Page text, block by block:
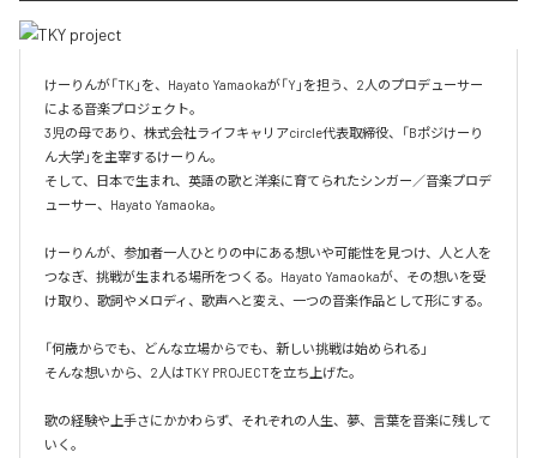
けーりんが「TK」を、Hayato Yamaokaが「Y」を担う、2人のプロデューサー
による音楽プロジェクト。
3児の母であり、株式会社ライフキャリアcircle代表取締役、「Bポジけーり
ん大学」を主宰するけーりん。
そして、日本で生まれ、英語の歌と洋楽に育てられたシンガー／音楽プロデ
ューサー、Hayato Yamaoka。
けーりんが、参加者一人ひとりの中にある想いや可能性を見つけ、人と人を
つなぎ、挑戦が生まれる場所をつくる。Hayato Yamaokaが、その想いを受
け取り、歌詞やメロディ、歌声へと変え、一つの音楽作品として形にする。
「何歳からでも、どんな立場からでも、新しい挑戦は始められる」
そんな想いから、2人はTKY PROJECTを立ち上げた。
歌の経験や上手さにかかわらず、それぞれの人生、夢、言葉を音楽に残して
いく。